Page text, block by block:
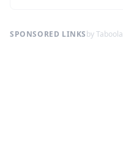
SPONSORED LINKSby Taboola